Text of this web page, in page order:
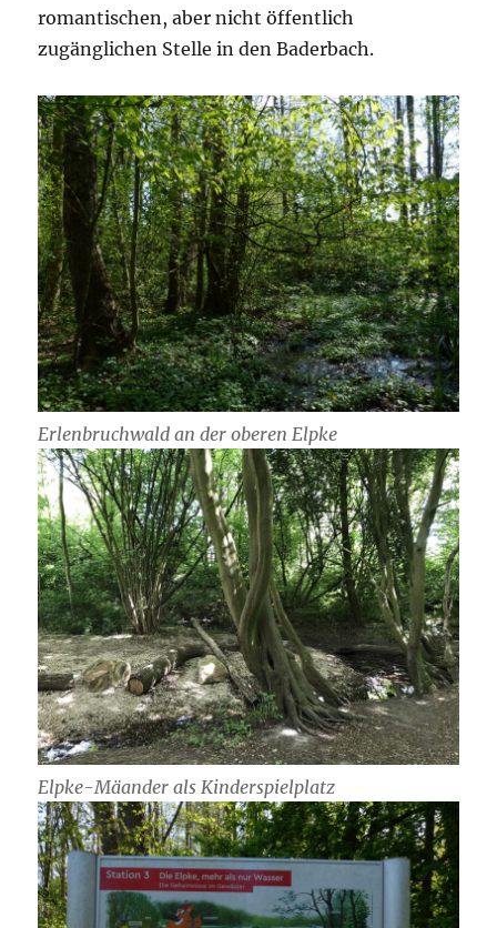
romantischen, aber nicht öffentlich
zugänglichen Stelle in den Baderbach.
Erlenbruchwald an der oberen Elpke
Elpke-Mäander als Kinderspielplatz